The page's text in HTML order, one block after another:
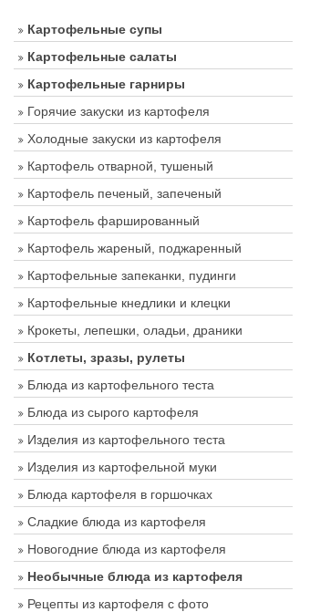
Картофельные супы
Картофельные салаты
Картофельные гарниры
Горячие закуски из картофеля
Холодные закуски из картофеля
Картофель отварной, тушеный
Картофель печеный, запеченый
Картофель фаршированный
Картофель жареный, поджаренный
Картофельные запеканки, пудинги
Картофельные кнедлики и клецки
Крокеты, лепешки, оладьи, драники
Котлеты, зразы, рулеты
Блюда из картофельного теста
Блюда из сырого картофеля
Изделия из картофельного теста
Изделия из картофельной муки
Блюда картофеля в горшочках
Сладкие блюда из картофеля
Новогодние блюда из картофеля
Необычные блюда из картофеля
Рецепты из картофеля с фото